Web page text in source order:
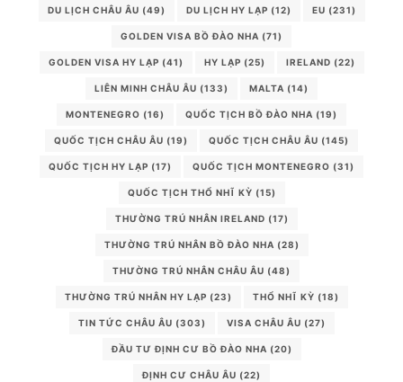
DU LỊCH CHÂU ÂU (49) DU LỊCH HY LẠP (12) EU (231)
GOLDEN VISA BỒ ĐÀO NHA (71)
GOLDEN VISA HY LẠP (41) HY LẠP (25) IRELAND (22)
LIÊN MINH CHÂU ÂU (133) MALTA (14)
MONTENEGRO (16) QUỐC TỊCH BỒ ĐÀO NHA (19)
QUỐC TỊCH CHÂU ÂU (19) QUỐC TỊCH CHÂU ÂU (145)
QUỐC TỊCH HY LẠP (17) QUỐC TỊCH MONTENEGRO (31)
QUỐC TỊCH THỔ NHĨ KỲ (15)
THƯỜNG TRÚ NHÂN IRELAND (17)
THƯỜNG TRÚ NHÂN BỒ ĐÀO NHA (28)
THƯỜNG TRÚ NHÂN CHÂU ÂU (48)
THƯỜNG TRÚ NHÂN HY LẠP (23) THỔ NHĨ KỲ (18)
TIN TỨC CHÂU ÂU (303) VISA CHÂU ÂU (27)
ĐẦU TƯ ĐỊNH CƯ BỒ ĐÀO NHA (20)
ĐỊNH CƯ CHÂU ÂU (22)